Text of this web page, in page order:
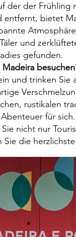
der der
bietet
und
gefunden.
Madeira
und trinken Sie
rustikalen
für sich.
nicht nur
die